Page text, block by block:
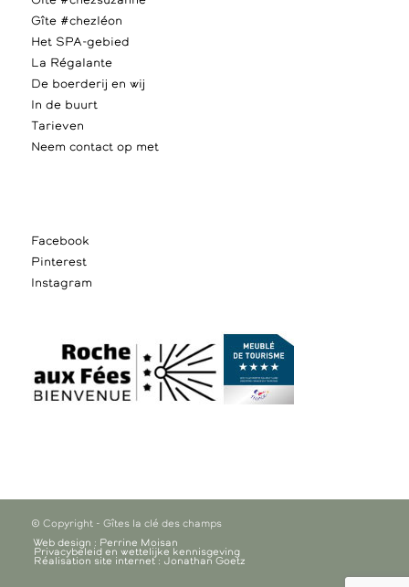
Gîte #chezléon
Het SPA-gebied
La Régalante
De boerderij en wij
In de buurt
Tarieven
Neem contact op met
Facebook
Pinterest
Instagram
© Copyright - Gîtes la clé des champs
Web design : Perrine Moisan
Privacybeleid en wettelijke kennisgeving
Réalisation site internet : Jonathan Goetz